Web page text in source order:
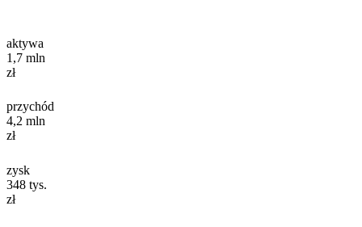
aktywa
1,7 mln
zł
przychód
4,2 mln
zł
zysk
348 tys.
zł